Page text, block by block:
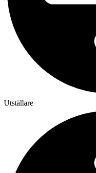
Utställare